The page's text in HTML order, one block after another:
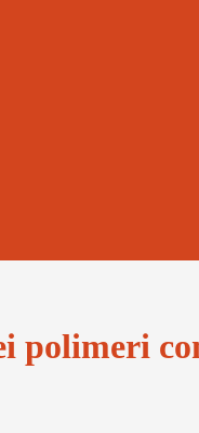
polimeri